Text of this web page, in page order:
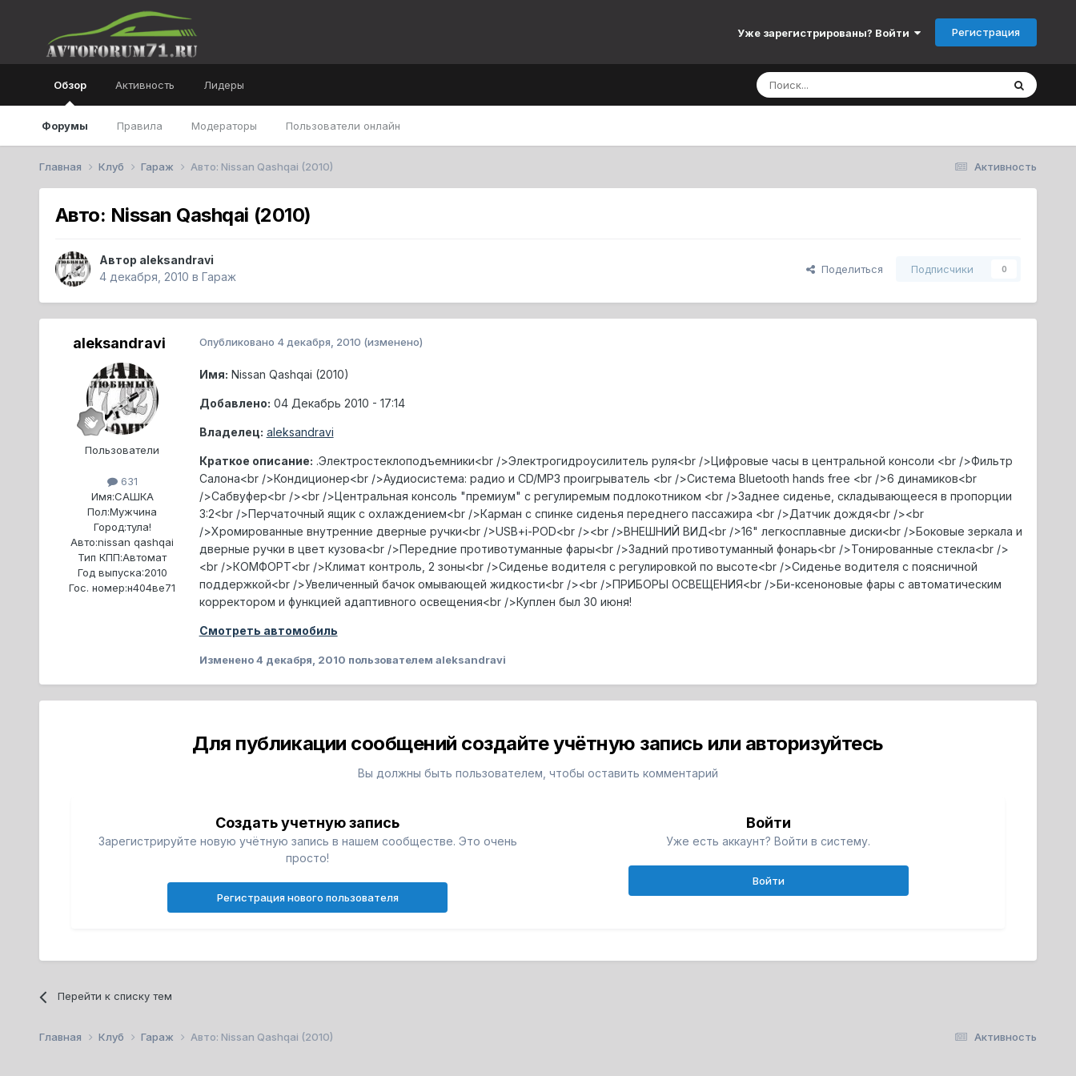
Уже зарегистрированы? Войти Регистрация
Обзор
Форумы Правила Модераторы Пользователи онлайн
Активность Лидеры
Активность
Главная Клуб Гараж Авто: Nissan Qashqai (2010)
Авто: Nissan Qashqai (2010)
Автор aleksandravi
4 декабря, 2010 в Гараж
Поделиться Подписчики 0
aleksandravi
Пользователи
631
Имя:САШКА
Пол:Мужчина
Город:тула!
Авто:nissan qashqai
Тип КПП:Автомат
Год выпуска:2010
Гос. номер:н404ве71
Опубликовано 4 декабря, 2010 (изменено)
Имя: Nissan Qashqai (2010)
Добавлено: 04 Декабрь 2010 - 17:14
Владелец: aleksandravi
Краткое описание: .Электростеклоподъемники<br />Электрогидроусилитель руля<br />Цифровые часы в центральной консоли <br />Фильтр
Салона<br />Кондиционер<br />Аудиосистема: радио и CD/MP3 проигрыватель <br />Система Bluetooth hands free <br />6 динамиков<br
/>Сабвуфер<br /><br />Центральная консоль "премиум" с регулиремым подлокотником <br />Заднее сиденье, складывающееся в пропорции
3:2<br />Перчаточный ящик с охлаждением<br />Карман с спинке сиденья переднего пассажира <br />Датчик дождя<br /><br
/>Хромированные внутренние дверные ручки<br />USB+i-POD<br /><br />ВНЕШНИЙ ВИД<br />16" легкосплавные диски<br />Боковые зеркала и
дверные ручки в цвет кузова<br />Передние противотуманные фары<br />Задний противотуманный фонарь<br />Тонированные стекла<br />
<br />КОМФОРТ<br />Климат контроль, 2 зоны<br />Сиденье водителя с регулировкой по высоте<br />Сиденье водителя с поясничной
поддержкой<br />Увеличенный бачок омывающей жидкости<br /><br />ПРИБОРЫ ОСВЕЩЕНИЯ<br />Би-ксеноновые фары с автоматическим
корректором и функцией адаптивного освещения<br />Куплен был 30 июня!
Смотреть автомобиль
Изменено4 декабря, 2010 пользователем aleksandravi
Для публикации сообщений создайте учётную запись или авторизуйтесь
Вы должны быть пользователем, чтобы оставить комментарий
Создать учетную запись
Зарегистрируйте новую учётную запись в нашем сообществе. Это очень
просто!
Регистрация нового пользователя
Войти
Уже есть аккаунт? Войти в систему.
Войти
Перейти к списку тем
Активность
Главная Клуб Гараж Авто: Nissan Qashqai (2010)